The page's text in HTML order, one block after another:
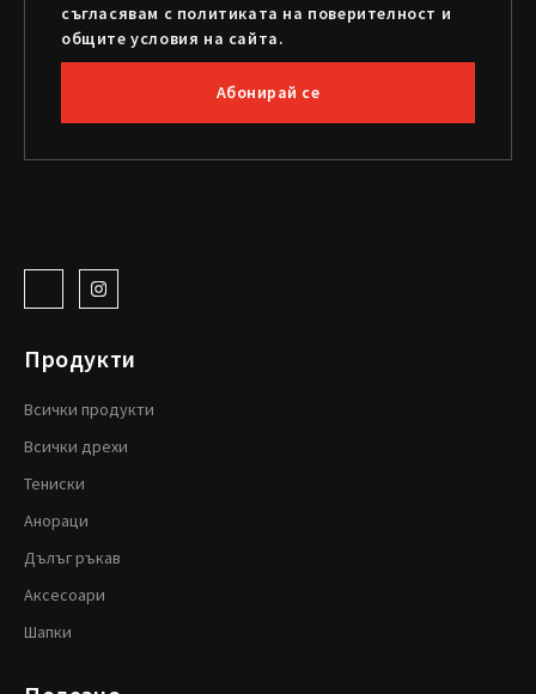
съгласявам с политиката на поверителност и
общите условия на сайта.
Абонирай се
Продукти
Всички продукти
Всички дрехи
Тениски
Анораци
Дълъг ръкав
Аксесоари
Шапки